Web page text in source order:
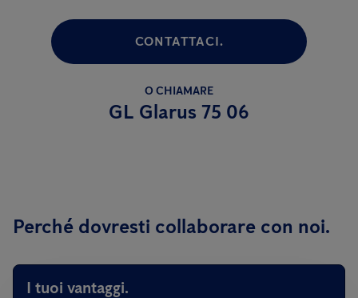
CONTATTACI.
O CHIAMARE
GL Glarus 75 06
Perché dovresti collaborare con noi.
I tuoi vantaggi.